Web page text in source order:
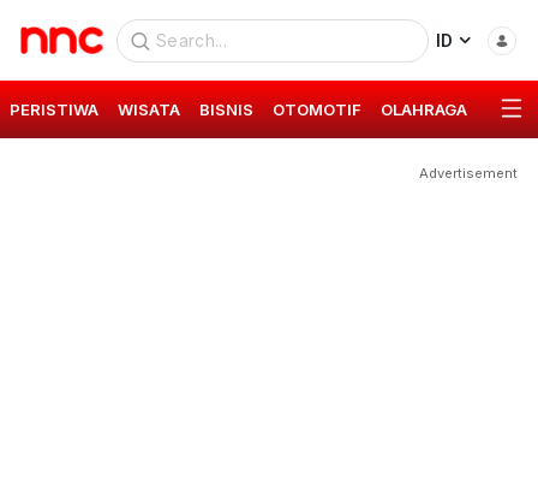
ID
PERISTIWA WISATA BISNIS OTOMOTIF OLAHRAGA GAYA
Advertisement